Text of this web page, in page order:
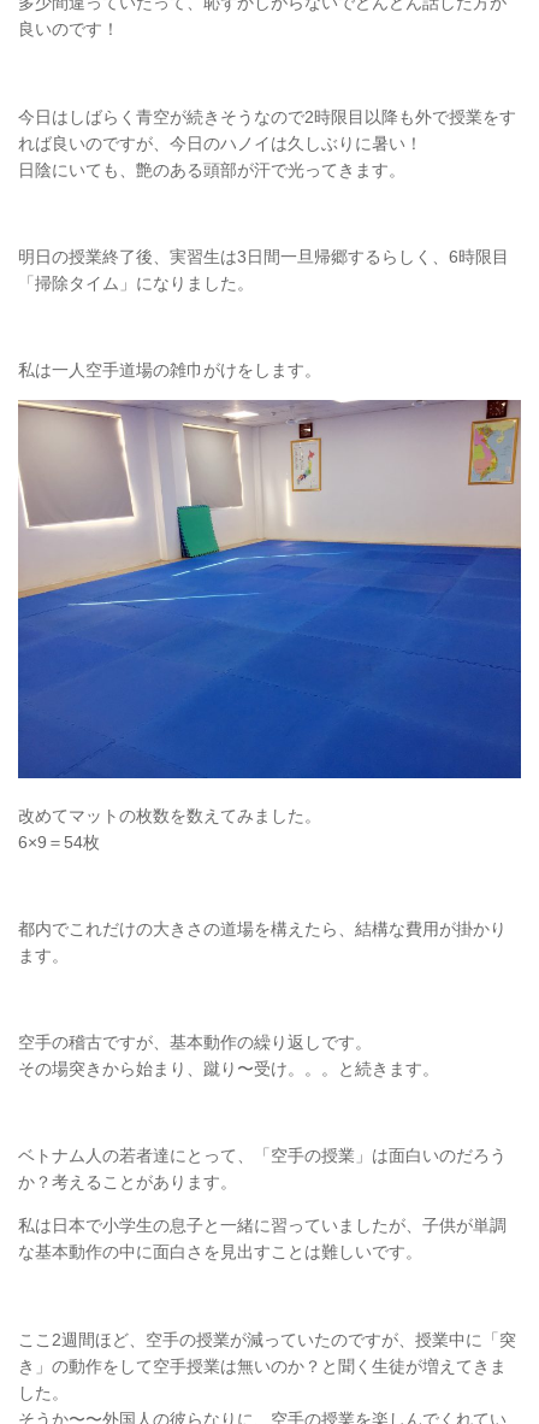
良いのです！
今日はしばらく青空が続きそうなので2時限目以降も外で授業をす
れば良いのですが、今日のハノイは久しぶりに暑い！
日陰にいても、艶のある頭部が汗で光ってきます。
明日の授業終了後、実習生は3日間一旦帰郷するらしく、6時限目
「掃除タイム」になりました。
私は一人空手道場の雑巾がけをします。
改めてマットの枚数を数えてみました。
6×9＝54枚
都内でこれだけの大きさの道場を構えたら、結構な費用が掛かり
ます。
空手の稽古ですが、基本動作の繰り返しです。
その場突きから始まり、蹴り〜受け。。。と続きます。
ベトナム人の若者達にとって、「空手の授業」は面白いのだろう
か？考えることがあります。
私は日本で小学生の息子と一緒に習っていましたが、子供が単調
な基本動作の中に面白さを見出すことは難しいです。
ここ2週間ほど、空手の授業が減っていたのですが、授業中に「突
き」の動作をして空手授業は無いのか？と聞く生徒が増えてきま
した。
そうか〜〜外国人の彼らなりに、空手の授業を楽しんでくれてい